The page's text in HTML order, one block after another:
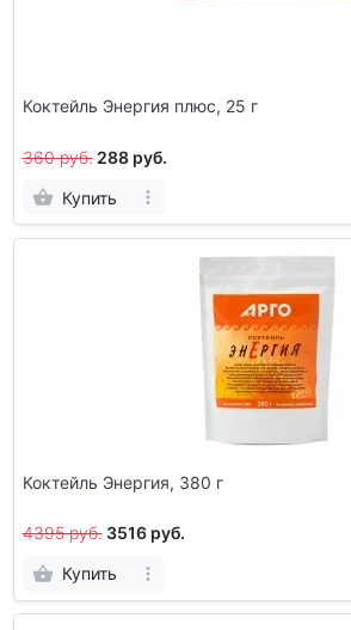
Коктейль Энергия плюс, 25 г
360 руб. 288 руб.
Купить
Коктейль Энергия, 380 г
4395 руб. 3516 руб.
Купить